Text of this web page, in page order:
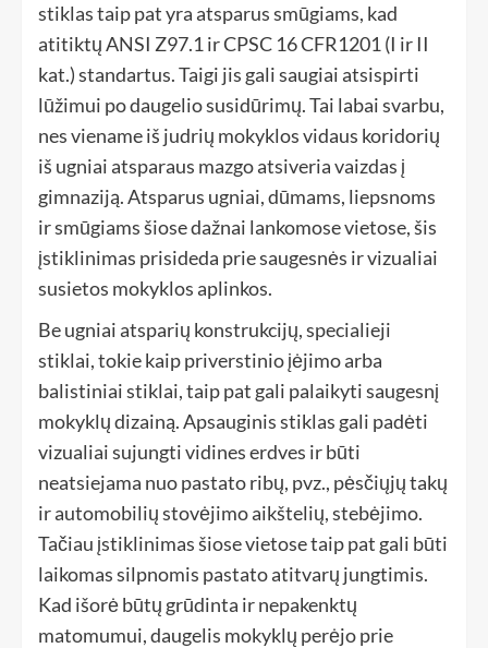
stiklas taip pat yra atsparus smūgiams, kad
atitiktų ANSI Z97.1 ir CPSC 16 CFR1201 (I ir II
kat.) standartus. Taigi jis gali saugiai atsispirti
lūžimui po daugelio susidūrimų. Tai labai svarbu,
nes viename iš judrių mokyklos vidaus koridorių
iš ugniai atsparaus mazgo atsiveria vaizdas į
gimnaziją. Atsparus ugniai, dūmams, liepsnoms
ir smūgiams šiose dažnai lankomose vietose, šis
įstiklinimas prisideda prie saugesnės ir vizualiai
susietos mokyklos aplinkos.
Be ugniai atsparių konstrukcijų, specialieji
stiklai, tokie kaip priverstinio įėjimo arba
balistiniai stiklai, taip pat gali palaikyti saugesnį
mokyklų dizainą. Apsauginis stiklas gali padėti
vizualiai sujungti vidines erdves ir būti
neatsiejama nuo pastato ribų, pvz., pėsčiųjų takų
ir automobilių stovėjimo aikštelių, stebėjimo.
Tačiau įstiklinimas šiose vietose taip pat gali būti
laikomas silpnomis pastato atitvarų jungtimis.
Kad išorė būtų grūdinta ir nepakenktų
matomumui, daugelis mokyklų perėjo prie